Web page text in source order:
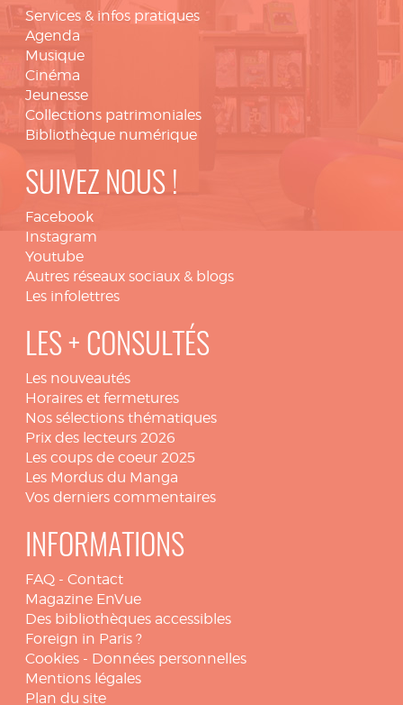
Services & infos pratiques
Agenda
Musique
Cinéma
Jeunesse
Collections patrimoniales
Bibliothèque numérique
SUIVEZ NOUS !
Facebook
Instagram
Youtube
Autres réseaux sociaux & blogs
Les infolettres
LES + CONSULTÉS
Les nouveautés
Horaires et fermetures
Nos sélections thématiques
Prix des lecteurs 2026
Les coups de coeur 2025
Les Mordus du Manga
Vos derniers commentaires
INFORMATIONS
FAQ - Contact
Magazine EnVue
Des bibliothèques accessibles
Foreign in Paris ?
Cookies - Données personnelles
Mentions légales
Plan du site